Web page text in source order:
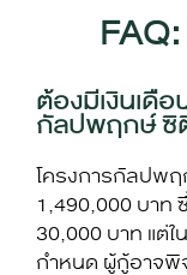
ต้องมีเงินเดือ
กัลปพฤกษ์ ซิ
โครงการกัลปพฤ
1,490,000 บาท
30,000 บาท แต่
กำหนด ผู้กู้อาจพิ